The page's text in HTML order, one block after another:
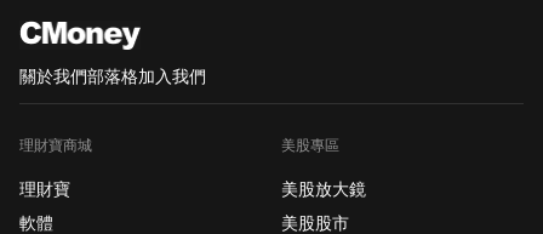
關於我們部落格加入我們
理財寶商城
理財寶
軟體
美股專區
美股放大鏡
美股股市